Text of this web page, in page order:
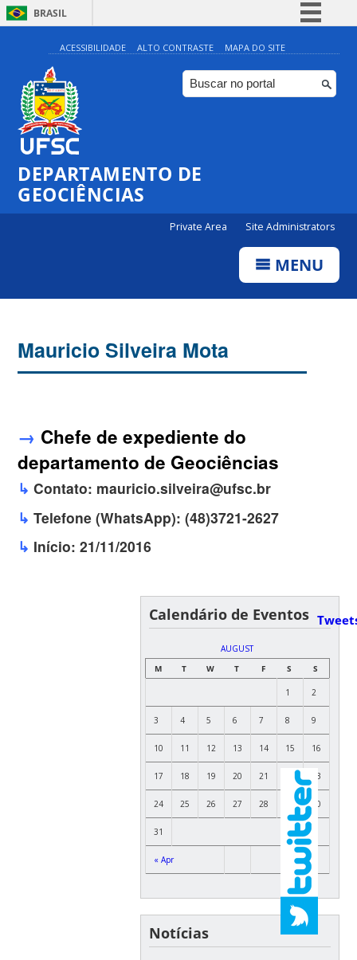
BRASIL
Simplifique!
Comunica BR
Participe
ACESSIBILIDADE ALTO CONTRASTE MAPA DO SITE
DEPARTAMENTO DE
GEOCIÊNCIAS
Private Area Site Administrators
MENU
Mauricio Silveira Mota
→ Chefe de expediente do
departamento de Geociências
↳ Contato: mauricio.silveira@ufsc.br
↳ Telefone (WhatsApp): (48)3721-2627
↳ Início: 21/11/2016
Calendário de Eventos
AUGUST
M
T W T F S S
« Apr
1 2
3 4 5 6 7 8 9
10 11 12 13 14 15 16
17 18 19 20 21 22 23
24 25 26 27 28 30
31
Notícias